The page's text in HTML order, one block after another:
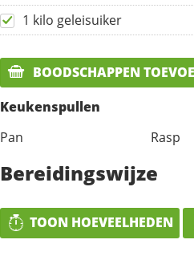
1 kilo geleisuiker
BOODSCHAPPEN
Keukenspullen
Pan
Rasp
Bereidingswijze
TOON HOEVEELHEDEN